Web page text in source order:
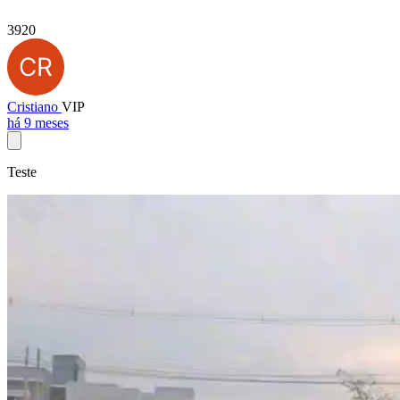
3920
Cristiano VIP
há 9 meses
Teste